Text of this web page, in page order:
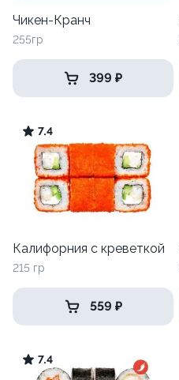
Чикен-Кранч
255гр
399 ₽
7.4
Калифорния с креветкой
215 гр
559 ₽
7.4